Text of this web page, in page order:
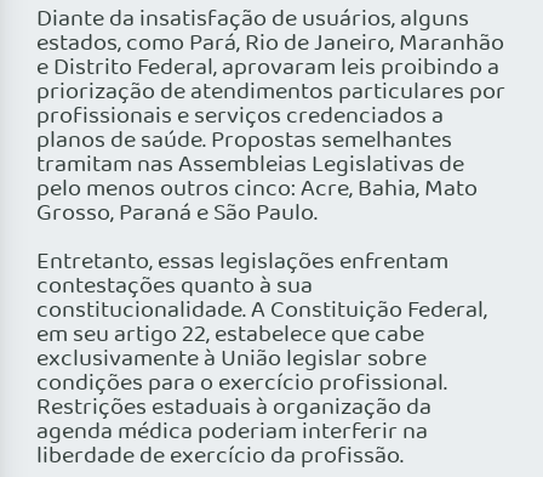
Diante da insatisfação de usuários, alguns
estados, como Pará, Rio de Janeiro, Maranhão
e Distrito Federal, aprovaram leis proibindo a
priorização de atendimentos particulares por
profissionais e serviços credenciados a
planos de saúde. Propostas semelhantes
tramitam nas Assembleias Legislativas de
pelo menos outros cinco: Acre, Bahia, Mato
Grosso, Paraná e São Paulo.
Entretanto, essas legislações enfrentam
contestações quanto à sua
constitucionalidade. A Constituição Federal,
em seu artigo 22, estabelece que cabe
exclusivamente à União legislar sobre
condições para o exercício profissional.
Restrições estaduais à organização da
agenda médica poderiam interferir na
liberdade de exercício da profissão.